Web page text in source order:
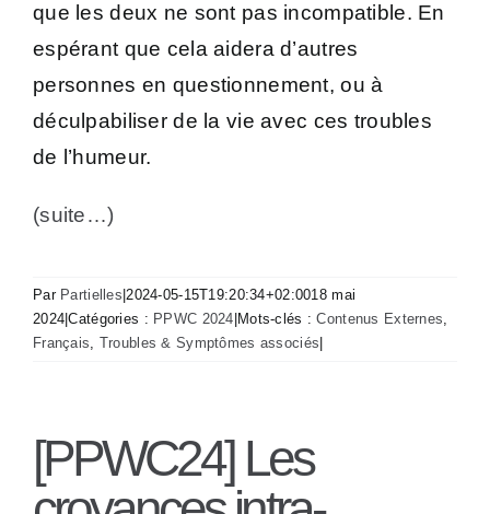
que les deux ne sont pas incompatible. En
espérant que cela aidera d’autres
personnes en questionnement, ou à
déculpabiliser de la vie avec ces troubles
de l’humeur.
(suite…)
Par Partielles |2024-05-15T19:20:34+02:0018 mai
2024 |Catégories : PPWC 2024 Mots-clés :Contenus Externes,
Français, Troubles & Symptômes associés
[PPWC24] Les